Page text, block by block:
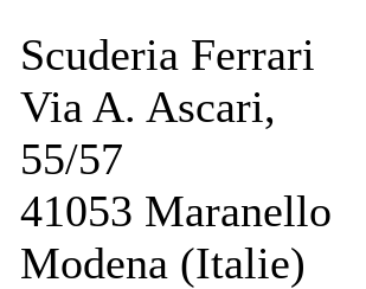
Scuderia Ferrari
Via A. Ascari,
55/57
41053 Maranello
Modena (Italie)